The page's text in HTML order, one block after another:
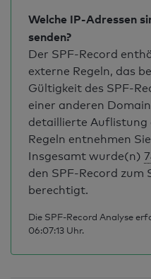
Welche IP-Adressen
senden?
Der SPF-Record
externe Regeln, das
Gültigkeit des SPF-
einer anderen
detaillierte Auflistung
Regeln entnehmen
Insgesamt wurde(n)
den SPF-Record zum
berechtigt.
Die SPF-Record Analyse
06:07:13 Uhr.